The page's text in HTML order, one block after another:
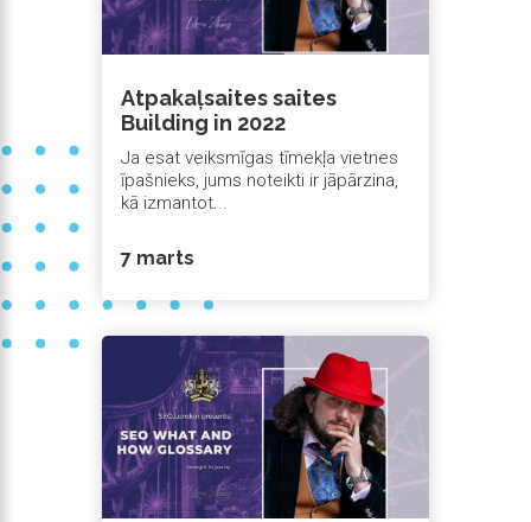
Atpakaļsaites saites
Building in 2022
Ja esat veiksmīgas tīmekļa vietnes
īpašnieks, jums noteikti ir jāpārzina,
kā izmantot...
7 marts